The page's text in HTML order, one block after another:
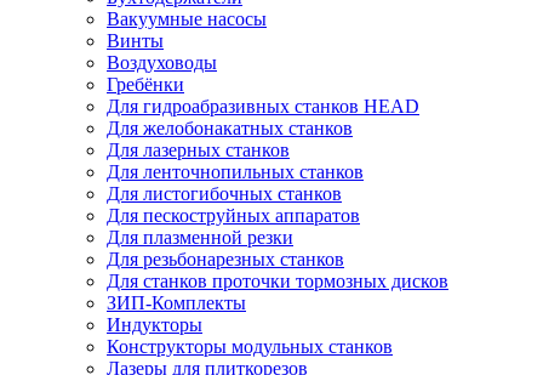
Вакуумные насосы
Винты
Воздуховоды
Гребёнки
Для гидроабразивных станков HEAD
Для желобонакатных станков
Для лазерных станков
Для ленточнопильных станков
Для листогибочных станков
Для пескоструйных аппаратов
Для плазменной резки
Для резьбонарезных станков
Для станков проточки тормозных дисков
ЗИП-Комплекты
Индукторы
Конструкторы модульных станков
Лазеры для плиткорезов